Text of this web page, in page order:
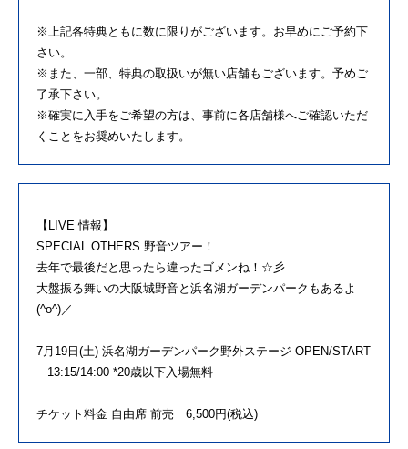
※上記各特典ともに数に限りがございます。お早めにご予約下
さい。
※また、一部、特典の取扱いが無い店舗もございます。予めご
了承下さい。
※確実に入手をご希望の方は、事前に各店舗様へご確認いただ
くことをお奨めいたします。
【LIVE 情報】
SPECIAL OTHERS 野音ツアー！
去年で最後だと思ったら違ったゴメンね！☆彡
大盤振る舞いの大阪城野音と浜名湖ガーデンパークもあるよ
(^o^)／
7月19日(土) 浜名湖ガーデンパーク野外ステージ OPEN/START
13:15/14:00 *20歳以下入場無料
チケット料金 自由席 前売 6,500円(税込)